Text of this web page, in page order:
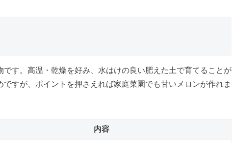
す。高温・乾燥を好み、水はけの良い肥えた土で育てることが
すが、ポイントを押さえれば家庭菜園でも甘いメロンが作れま
内容